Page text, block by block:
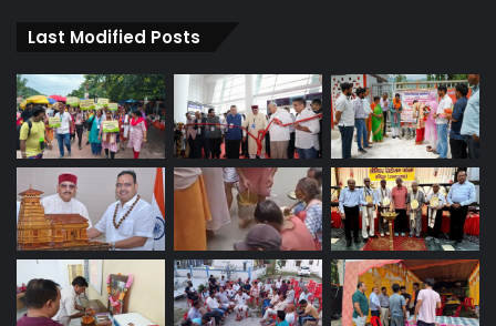
Last Modified Posts